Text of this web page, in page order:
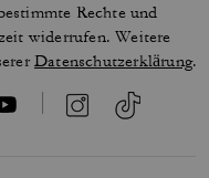
Rechte und
widerrufen. Weitere
Datenschutzerklärung.